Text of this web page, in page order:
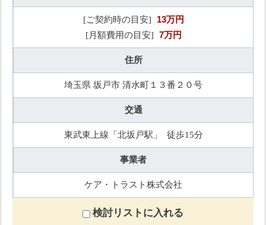
[ご契約時の目安] 13万円
[月額費用の目安] 7万円
住所
埼玉県 坂戸市 清水町１３番２０号
交通
東武東上線「北坂戸駅」 徒歩15分
事業者
ケア・トラスト株式会社
検討リストに入れる